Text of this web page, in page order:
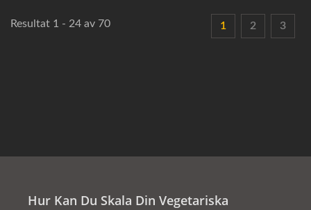
Resultat 1 - 24 av 70 1 2 3
Hur Kan Du Skala Din Vegetariska